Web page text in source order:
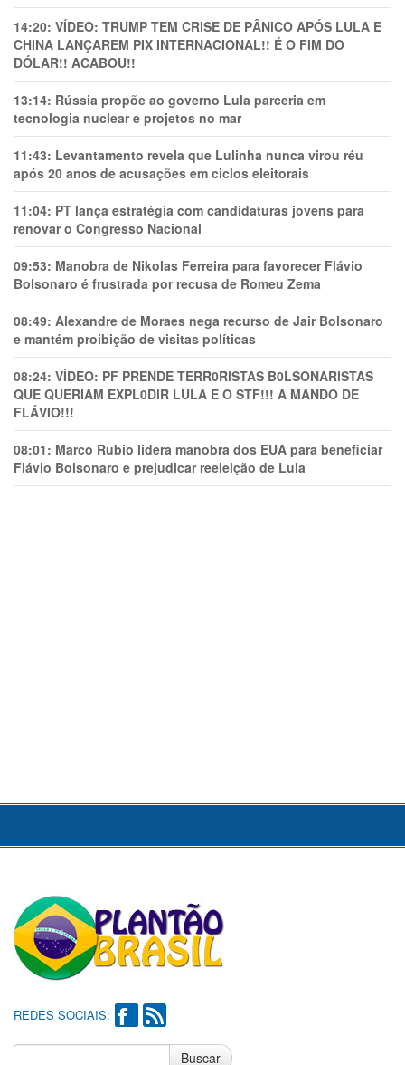
14:20: VÍDEO: TRUMP TEM CRlSE DE PÂNlCO APÓS LULA E
CHINA LANÇAREM PIX INTERNACIONAL!! É O FIM DO
DÓLAR!! ACABOU!!
13:14: Rússia propõe ao governo Lula parceria em
tecnologia nuclear e projetos no mar
11:43: Levantamento revela que Lulinha nunca virou réu
após 20 anos de acusações em ciclos eleitorais
11:04: PT lança estratégia com candidaturas jovens para
renovar o Congresso Nacional
09:53: Manobra de Nikolas Ferreira para favorecer Flávio
Bolsonaro é frustrada por recusa de Romeu Zema
08:49: Alexandre de Moraes nega recurso de Jair Bolsonaro
e mantém proibição de visitas políticas
08:24: VÍDEO: PF PRENDE TERR0RlSTAS B0LSONARlSTAS
QUE QUERIAM EXPL0DlR LULA E O STF!!! A MANDO DE
FLÁVIO!!!
08:01: Marco Rubio lidera manobra dos EUA para beneficiar
Flávio Bolsonaro e prejudicar reeleição de Lula
REDES SOCIAIS:
Buscar